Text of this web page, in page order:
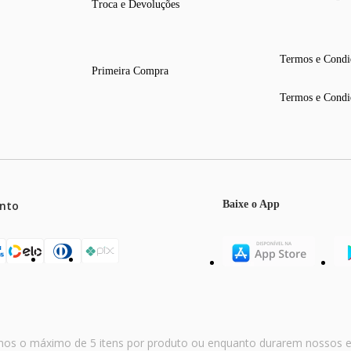
Troca e Devoluções
Primeira Compra
Termos e
Termos e
Baixe o App
o máximo de 5 itens por produto ou enquanto durarem nossos